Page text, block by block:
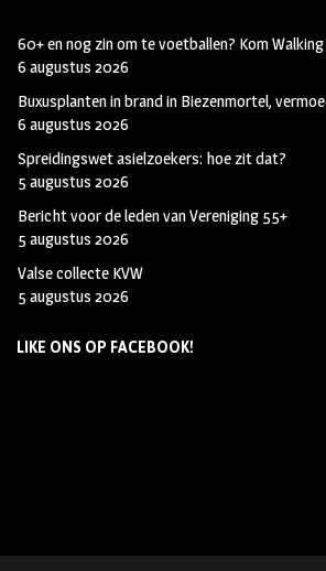
60+ en nog zin om te voetballen? Kom
6 augustus 2026
Buxusplanten in brand in Biezenmortel,
6 augustus 2026
Spreidingswet asielzoekers: hoe zit dat?
5 augustus 2026
Bericht voor de leden van Vereniging 55+
5 augustus 2026
Valse collecte KVW
5 augustus 2026
LIKE ONS OP FACEBOOK!